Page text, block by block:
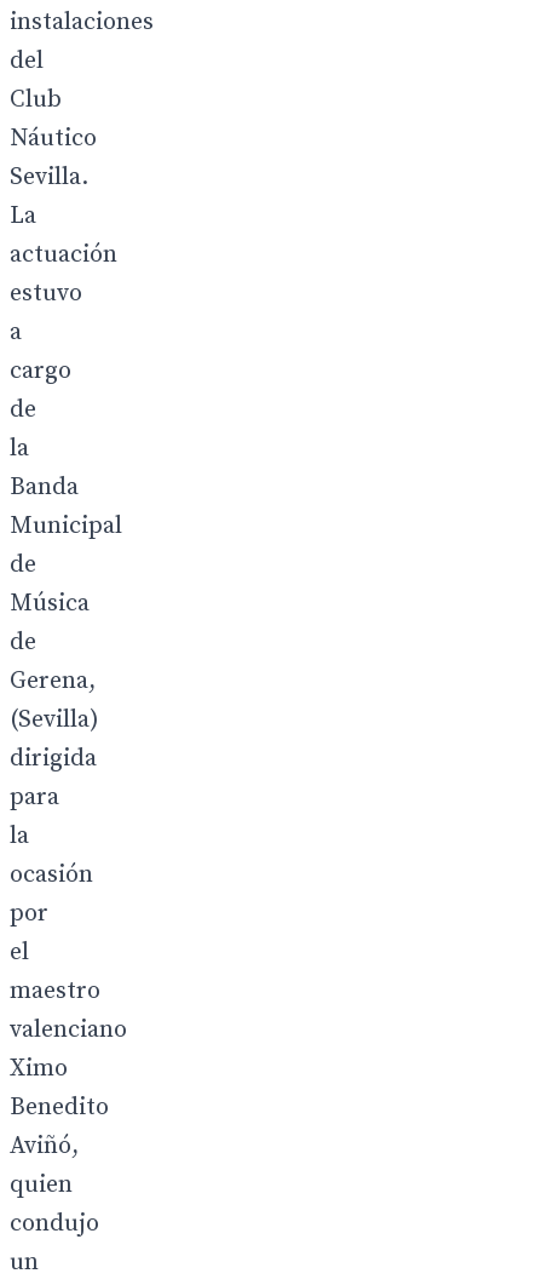
instalaciones
del
Club
Náutico
Sevilla.
La
actuación
estuvo
a
cargo
de
la
Banda
Municipal
de
Música
de
Gerena,
(Sevilla)
dirigida
para
la
ocasión
por
el
maestro
valenciano
Ximo
Benedito
Aviñó,
quien
condujo
un